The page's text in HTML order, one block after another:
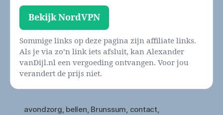
Bekijk NordVPN
Sommige links op deze pagina zijn affiliate links.
Als je via zo’n link iets afsluit, kan Alexander
vanDijl.nl een vergoeding ontvangen. Voor jou
verandert de prijs niet.
avondzorg, bellen, Brunssum, contact,